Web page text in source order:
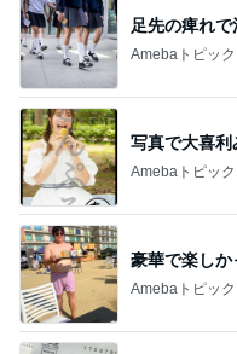
足先の痺れ
Amebaトピック
写真で大喜利
Amebaトピック
豪華で楽し
Amebaトピック